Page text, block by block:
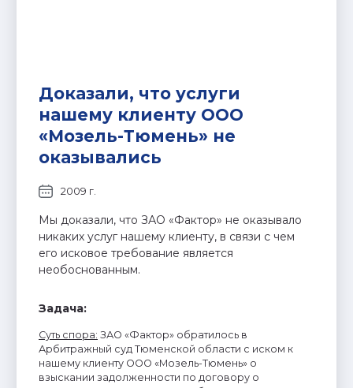
Доказали, что услуги
нашему клиенту ООО
«Мозель-Тюмень» не
оказывались
Мы доказали, что ЗАО «Фактор» не оказывало
никаких услуг нашему клиенту, в связи с чем
его исковое требование является
необоснованным.
2009 г.
Задача:
Суть спора: ЗАО «Фактор» обратилось в
Арбитражный суд Тюменской области с иском к
нашему клиенту ООО «Мозель-Тюмень» о
взыскании задолженности по договору о